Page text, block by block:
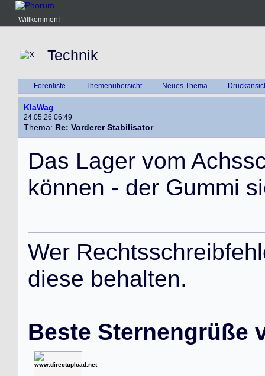
Willkommen!
Technik
Forenliste Themenübersicht Neues Thema
KlaWag
24.05.26 06:49
Thema: Re: Vorderer Stabilisator
Das Lager vom Achss
können - der Gummi si
Wer Rechtsschreibfehl
diese behalten.
Beste Sternengrüße